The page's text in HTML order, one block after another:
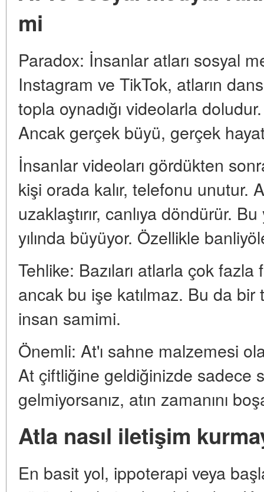
mi
Paradox: İnsanlar atları sosyal
Instagram ve TikTok, atların
topla oynadığı videolarla
Ancak gerçek büyü, gerçek
İnsanlar videoları gördükten
kişi orada kalır, telefonu unutur.
uzaklaştırır, canlıya döndürür.
yılında büyüyor. Özellikle
Tehlike: Bazıları atlarla çok
ancak bu işe katılmaz. Bu da
insan samimi.
Önemli: At'ı sahne malzemesi
At çiftliğine geldiğinizde sadece
gelmiyorsanız, atın zamanını
Atla nasıl iletişim
En basit yol, ippoterapi veya